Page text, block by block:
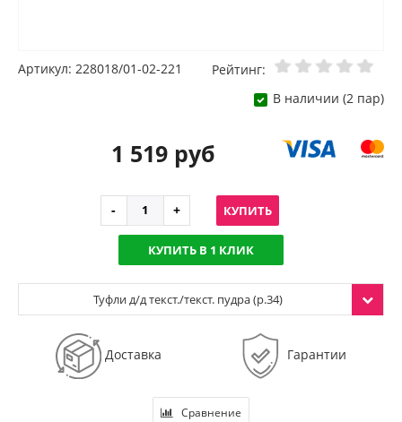
Артикул: 228018/01-02-221
Рейтинг:
В наличии (2 пар)
1 519 руб
КУПИТЬ
КУПИТЬ В 1 КЛИК
Туфли д/д текст./текст. пудра (р.34)
Доставка Гарантии
Сравнение